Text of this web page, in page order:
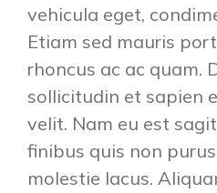
vehicula eget,
Etiam sed mauris
rhoncus ac ac quam.
sollicitudin et sapien
velit. Nam eu est
finibus quis non
molestie lacus.